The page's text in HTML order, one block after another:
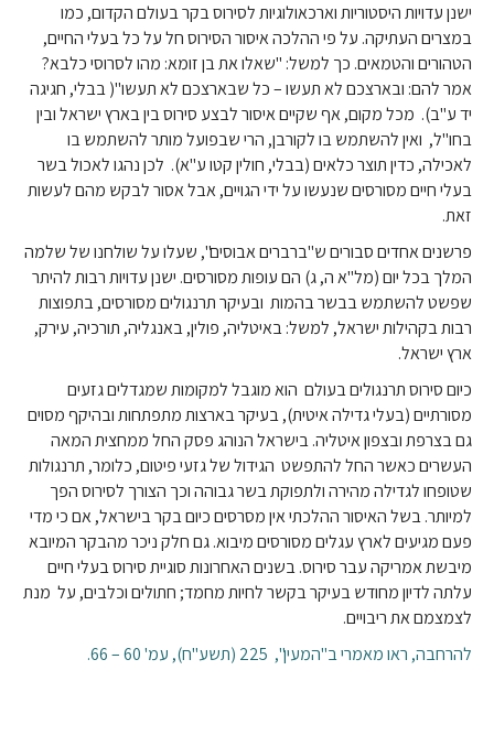
ישנן עדויות היסטוריות וארכאולוגיות לסירוס בקר בעולם הקדום, כמו
במצרים העתיקה. על פי ההלכה איסור הסירוס חל על כל בעלי החיים,
הטהורים והטמאים. כך למשל: "שאלו את בן זומא: מהו לסרוסי כלבא?
אמר להם: ובארצכם לא תעשו – כל שבארצכם לא תעשו"( בבלי, חגיגה
יד ע"ב). מכל מקום, אף שקיים איסור לבצע סירוס בין בארץ ישראל ובין
בחו"ל, ואין להשתמש בו לקורבן, הרי שבפועל מותר להשתמש בו
לאכילה, כדין תוצר כלאים (בבלי, חולין קטו ע"א). לכן נהגו לאכול בשר
בעלי חיים מסורסים שנעשו על ידי הגויים, אבל אסור לבקש מהם לעשות
זאת.
פרשנים אחדים סבורים ש"ברברים אבוסים", שעלו על שולחנו של שלמה
המלך בכל יום (מל"א ה, ג) הם עופות מסורסים. ישנן עדויות רבות להיתר
שפשט להשתמש בבשר בהמות ובעיקר תרנגולים מסורסים, בתפוצות
רבות בקהילות ישראל, למשל: באיטליה, פולין, באנגליה, תורכיה, עירק,
ארץ ישראל.
כיום סירוס תרנגולים בעולם הוא מוגבל למקומות שמגדלים גזעים
מסורתיים (בעלי גדילה איטית), בעיקר בארצות מתפתחות ובהיקף מסוים
גם בצרפת ובצפון איטליה. בישראל הנוהג פסק החל ממחצית המאה
העשרים כאשר החל להתפשט הגידול של גזעי פיטום, כלומר, תרנגולות
שטופחו לגדילה מהירה ולתפוקת בשר גבוהה וכך הצורך לסירוס הפך
למיותר. בשל האיסור ההלכתי אין מסרסים כיום בקר בישראל, אם כי מדי
פעם מגיעים לארץ עגלים מסורסים מיבוא. גם חלק ניכר מהבקר המיובא
מיבשת אמריקה עבר סירוס. בשנים האחרונות סוגיית סירוס בעלי חיים
עלתה לדיון מחודש בעיקר בקשר לחיות מחמד; חתולים וכלבים, על מנת
לצמצמם את ריבויים.
להרחבה, ראו מאמרי ב"המעין", 225 (תשע"ח), עמ' 60 – 66.